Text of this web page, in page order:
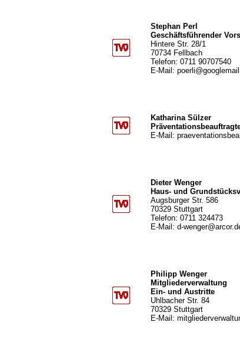
Stephan Perl
Geschäftsführender
Hintere Str. 28/1
70734 Fellbach
Telefon: 0711 90707540
E-Mail:
Katharina Sülzer
E-Mail:
Dieter Wenger
Haus- und
Augsburger Str. 586
70329 Stuttgart
Telefon: 0711 324473
E-Mail: d-
Philipp Wenger
Mitgliederverwaltung
Ein- und Austritte
Uhlbacher Str. 84
70329 Stuttgart
E-Mail: